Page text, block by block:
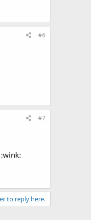
#6
#7
to reply here.